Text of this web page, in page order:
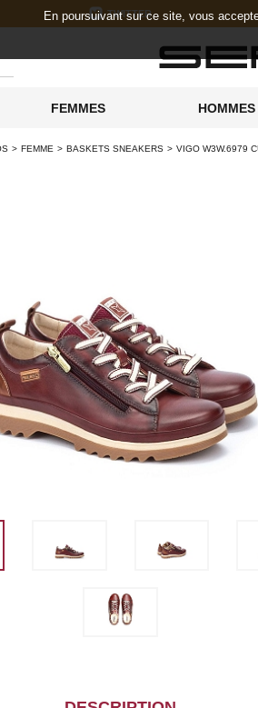
TWITTER
FEMMES HOMMES
FEMME BASKETS SNEAKERS VIGO W3W.6979
En poursuivant sur ce site, vous